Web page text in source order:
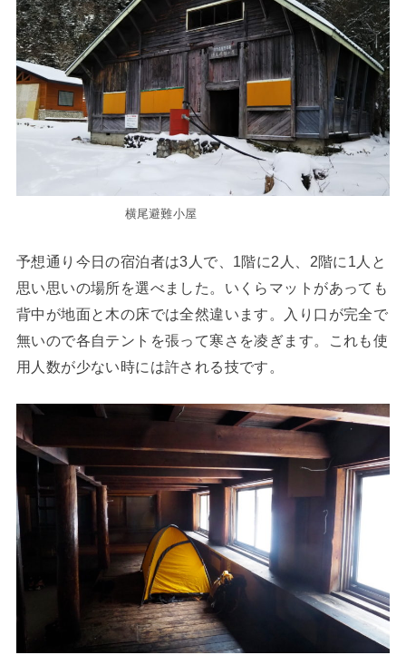
横尾避難小屋
予想通り今日の宿泊者は3人で、1階に2人、2階に1人と
思い思いの場所を選べました。いくらマットがあっても
背中が地面と木の床では全然違います。入り口が完全で
無いので各自テントを張って寒さを凌ぎます。これも使
用人数が少ない時には許される技です。